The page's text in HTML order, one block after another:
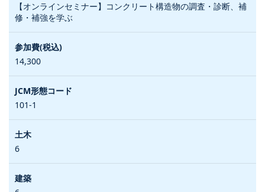
【オンラインセミナー】コンクリート構造物の調査・診断、補
修・補強を学ぶ
14,300
101-1
6